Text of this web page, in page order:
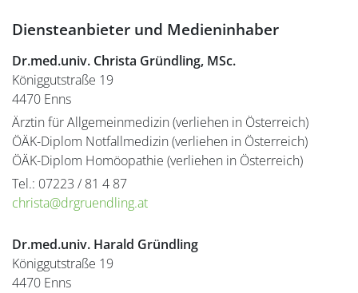
Diensteanbieter und Medieninhaber
Dr.med.univ. Christa Gründling, MSc.
Königgutstraße 19
4470 Enns
Ärztin für Allgemeinmedizin (verliehen in Österreich)
ÖÄK-Diplom Notfallmedizin (verliehen in Österreich)
ÖÄK-Diplom Homöopathie (verliehen in Österreich)
Tel.: 07223 / 81 4 87
ta.gn
ildne
urgrd
@atsi
rhc
Dr.med.univ. Harald Gründling
Königgutstraße 19
4470 Enns